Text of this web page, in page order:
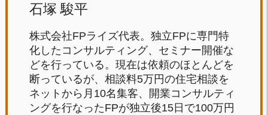
石塚 駿平
株式会社FPライズ代表。独立FPに専門特
化したコンサルティング、セミナー開催な
どを行っている。現在は依頼のほとんどを
断っているが、相談料5万円の住宅相談を
ネットから月10名集客、開業コンサルティ
ングを行なったFPが独立後15日で100万円